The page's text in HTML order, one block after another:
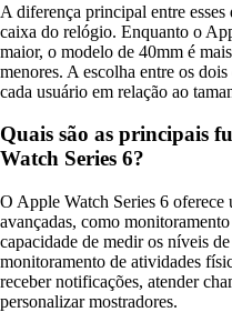
A diferença principal entre
caixa do relógio. Enquanto o
maior, o modelo de 40mm é
menores. A escolha entre os
cada usuário em relação ao
Quais são as principais
Watch Series 6?
O Apple Watch Series 6 oferece
avançadas, como
capacidade de medir os níveis
monitoramento de atividades
receber notificações, atender
personalizar mostradores.